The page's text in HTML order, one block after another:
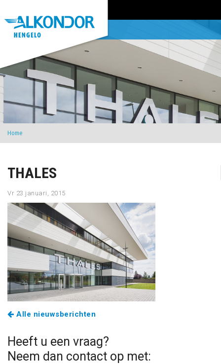
Home
THALES
Vr 23 januari, 2015
Alle nieuwsberichten
Heeft u een vraag?
Neem dan contact op met: